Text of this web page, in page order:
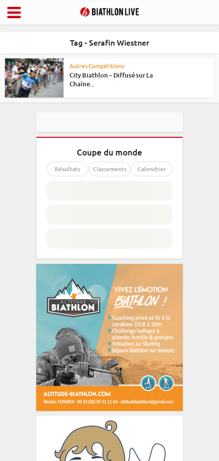
Tag - Serafin Wiestner
Autres Compétitions
City Biathlon – Diffusé sur La
Chaîne...
Coupe du monde
Résultats Classements Calendrier